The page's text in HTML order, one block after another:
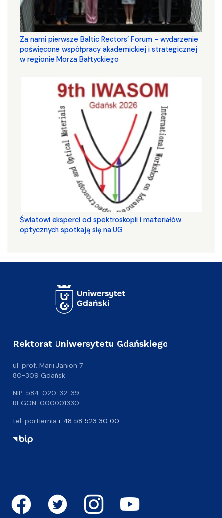
Za nami pierwsze Baltic Rectors’ Forum - wydarzenie
poświęcone współpracy akademickiej i strategicznej
w regionie Morza Bałtyckiego
Światowi eksperci od spektroskopii i materiałów
optycznych spotkają się na UG
Rektorat Uniwersytetu Gdańskiego
ul. prof. Marii Janion 7
80-309 Gdańsk
NIP: 584-020-32-39
REGON: 000001330
tel. portiernia:+ 48 58 523 30 00